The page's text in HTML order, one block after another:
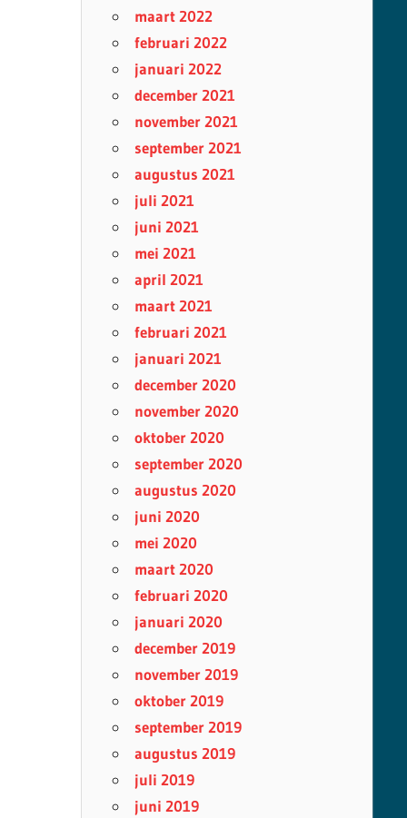
maart 2022
februari 2022
januari 2022
december 2021
november 2021
september 2021
augustus 2021
juli 2021
juni 2021
mei 2021
april 2021
maart 2021
februari 2021
januari 2021
december 2020
november 2020
oktober 2020
september 2020
augustus 2020
juni 2020
mei 2020
maart 2020
februari 2020
januari 2020
december 2019
november 2019
oktober 2019
september 2019
augustus 2019
juli 2019
juni 2019